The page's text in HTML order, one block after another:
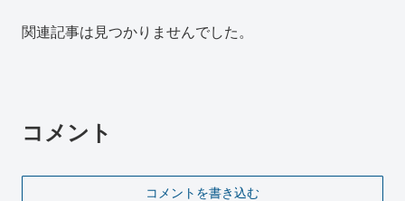
関連記事は見つかりませんでした。
コメント
コメントを書き込む